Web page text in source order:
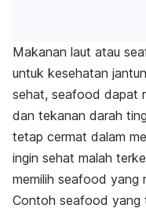
Makanan laut atau
untuk kesehatan
sehat, seafood dapat
dan tekanan darah
tetap cermat dalam
ingin sehat malah
memilih seafood yang
Contoh seafood yang